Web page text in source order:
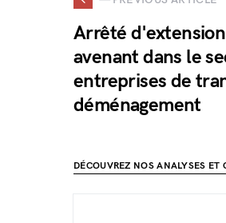
Arrêté
avenant dans le
entreprises de
déménagement
DÉCOUVREZ NOS ANALYSES ET